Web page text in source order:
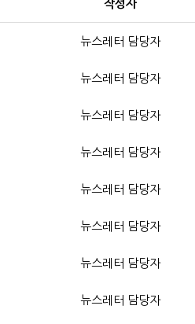
작성자
뉴스레터 담당자
뉴스레터 담당자
뉴스레터 담당자
뉴스레터 담당자
뉴스레터 담당자
뉴스레터 담당자
뉴스레터 담당자
뉴스레터 담당자